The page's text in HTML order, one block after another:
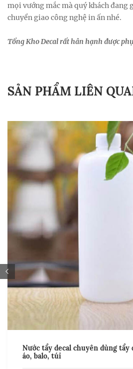
mọi vướng mắc mà quý khách
chuyển giao công nghệ in ấn nhé.
Tổng Kho Decal rất hân hạnh được
SẢN PHẨM LIÊN
Nước tẩy decal chuyên dùng
áo, balo, túi